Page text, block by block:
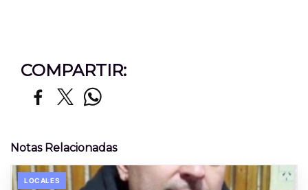
COMPARTIR:
Notas Relacionadas
LOCALES